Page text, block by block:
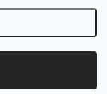
vyhradené.Upraviť